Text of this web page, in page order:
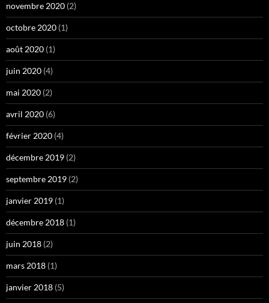
novembre 2020 (2)
octobre 2020 (1)
août 2020 (1)
juin 2020 (4)
mai 2020 (2)
avril 2020 (6)
février 2020 (4)
décembre 2019 (2)
septembre 2019 (2)
janvier 2019 (1)
décembre 2018 (1)
juin 2018 (2)
mars 2018 (1)
janvier 2018 (5)